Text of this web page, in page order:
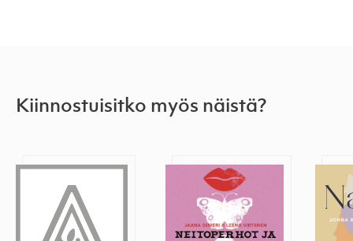
Kiinnostuisitko myös näistä?
Suomen historian jännät naiset seinäkalenteri 2024
Neitoperhot ja